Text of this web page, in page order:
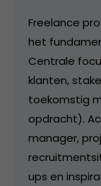
Freelance
het
Centrale
klanten,
toekomstig
opdracht).
manager,
ups en